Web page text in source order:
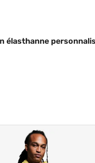
élasthanne